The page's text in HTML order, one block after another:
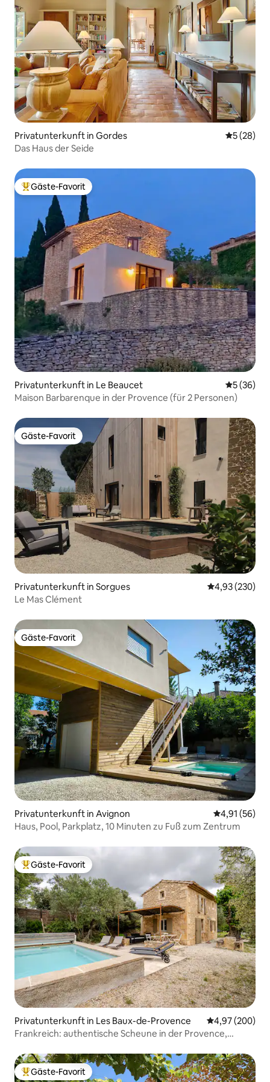
Privatunterkunft in Gordes
5 (28)
Das Haus der Seide
Beliebter Gäste-Favorit.
Gäste-Favorit
Privatunterkunft in Le Beaucet
5 (36)
Maison Barbarenque in der Provence (für 2 Personen)
Gäste-Favorit
Gäste-Favorit
Privatunterkunft in Sorgues
4,93 (230)
Le Mas Clément
Gäste-Favorit
Gäste-Favorit
Privatunterkunft in Avignon
4,91 (56)
Haus, Pool, Parkplatz, 10 Minuten zu Fuß zum Zentrum
Beliebter Gäste-Favorit.
Gäste-Favorit
Privatunterkunft in Les Baux-de-Provence
4,97 (200)
Frankreich: authentische Scheune in der Provence,
Beliebter Gäste-Favorit.
Gäste-Favorit